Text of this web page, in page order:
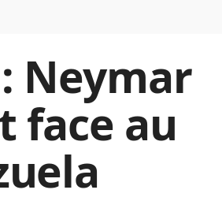
Neymar
face au